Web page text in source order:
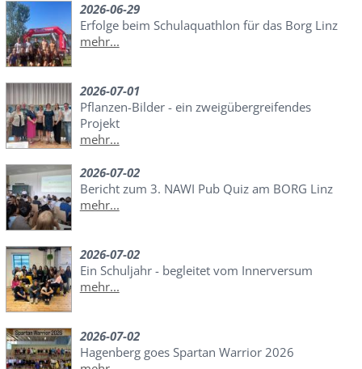
2026-06-29
Erfolge beim Schulaquathlon für das Borg Linz
mehr...
2026-07-01
Pflanzen-Bilder - ein zweigübergreifendes
Projekt
mehr...
2026-07-02
Bericht zum 3. NAWI Pub Quiz am BORG Linz
mehr...
2026-07-02
Ein Schuljahr - begleitet vom Innerversum
mehr...
2026-07-02
Hagenberg goes Spartan Warrior 2026